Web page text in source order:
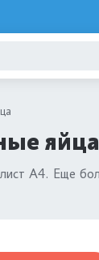
яйца
А4. Еще